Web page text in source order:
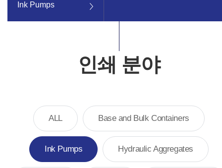
Ink Pumps
인쇄 분야
ALL Base and Bulk Containers
Ink Pumps Hydraulic Aggregates